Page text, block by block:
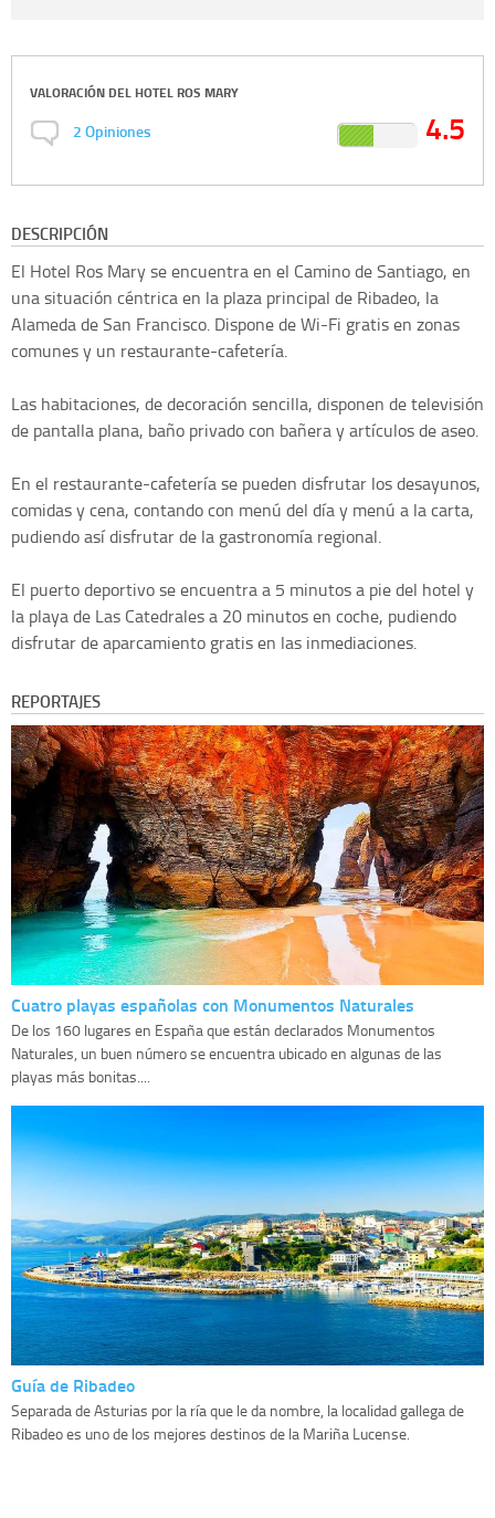
VALORACIÓN DEL HOTEL ROS MARY
2Opiniones 4.5
DESCRIPCIÓN
El Hotel Ros Mary se encuentra en el Camino de Santiago, en
una situación céntrica en la plaza principal de Ribadeo, la
Alameda de San Francisco. Dispone de Wi-Fi gratis en zonas
comunes y un restaurante-cafetería.
Las habitaciones, de decoración sencilla, disponen de televisión
de pantalla plana, baño privado con bañera y artículos de aseo.
En el restaurante-cafetería se pueden disfrutar los desayunos,
comidas y cena, contando con menú del día y menú a la carta,
pudiendo así disfrutar de la gastronomía regional.
El puerto deportivo se encuentra a 5 minutos a pie del hotel y
la playa de Las Catedrales a 20 minutos en coche, pudiendo
disfrutar de aparcamiento gratis en las inmediaciones.
REPORTAJES
Cuatro playas españolas con Monumentos Naturales
De los 160 lugares en España que están declarados Monumentos
Naturales, un buen número se encuentra ubicado en algunas de las
playas más bonitas....
Guía de Ribadeo
Separada de Asturias por la ría que le da nombre, la localidad gallega de
Ribadeo es uno de los mejores destinos de la Mariña Lucense.